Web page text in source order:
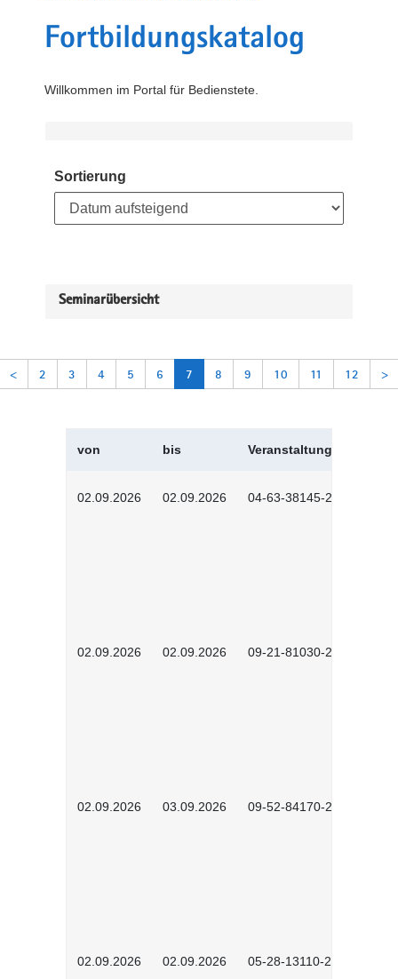
Fortbildungskatalog
Willkommen im Portal für Bedienstete.
Sortierung
Seminarübersicht
< 2 3 4 5 6 7 8 9 10 11 12 >
von bis Veranstaltungskürzel
02.09.2026 02.09.2026 04-63-38145-2601
02.09.2026 02.09.2026 09-21-81030-2601
02.09.2026 03.09.2026 09-52-84170-2602
02.09.2026 02.09.2026 05-28-13110-2605